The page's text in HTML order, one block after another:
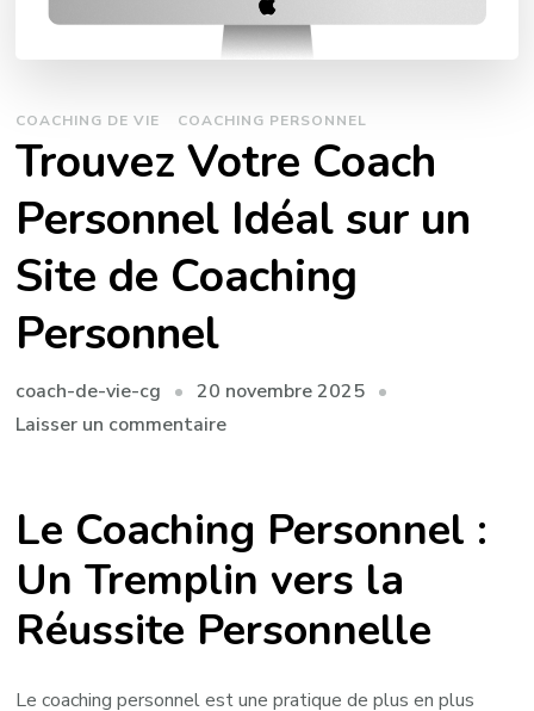
COACHING DE VIE COACHING PERSONNEL
Trouvez Votre Coach
Personnel Idéal sur un
Site de Coaching
Personnel
coach-de-vie-cg
20 novembre 2025
Laisser un commentairesur
Coach
Personnel
Idéal
sur
un
Le Coaching Personnel :
Un Tremplin vers la
Réussite Personnelle
Le coaching personnel est une pratique de plus en plus